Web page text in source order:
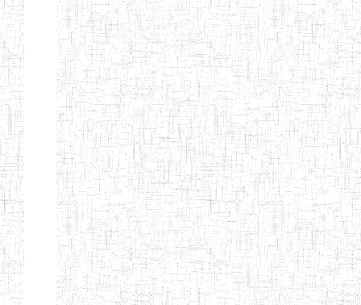
NKAMBE
GTTC WUM 01/09/1997 ENIEG Public
GTTC
BAMENDA
27/08/1975 ENIEG Public
GTTC
MBENGWI
06/09/2000 ENIEG Public
GTTTC
MBENGWI
05/09/2010 ENIET Public